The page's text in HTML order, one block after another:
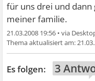
für uns drei und dann
meiner familie.
21.03.2008 19:56 •
3